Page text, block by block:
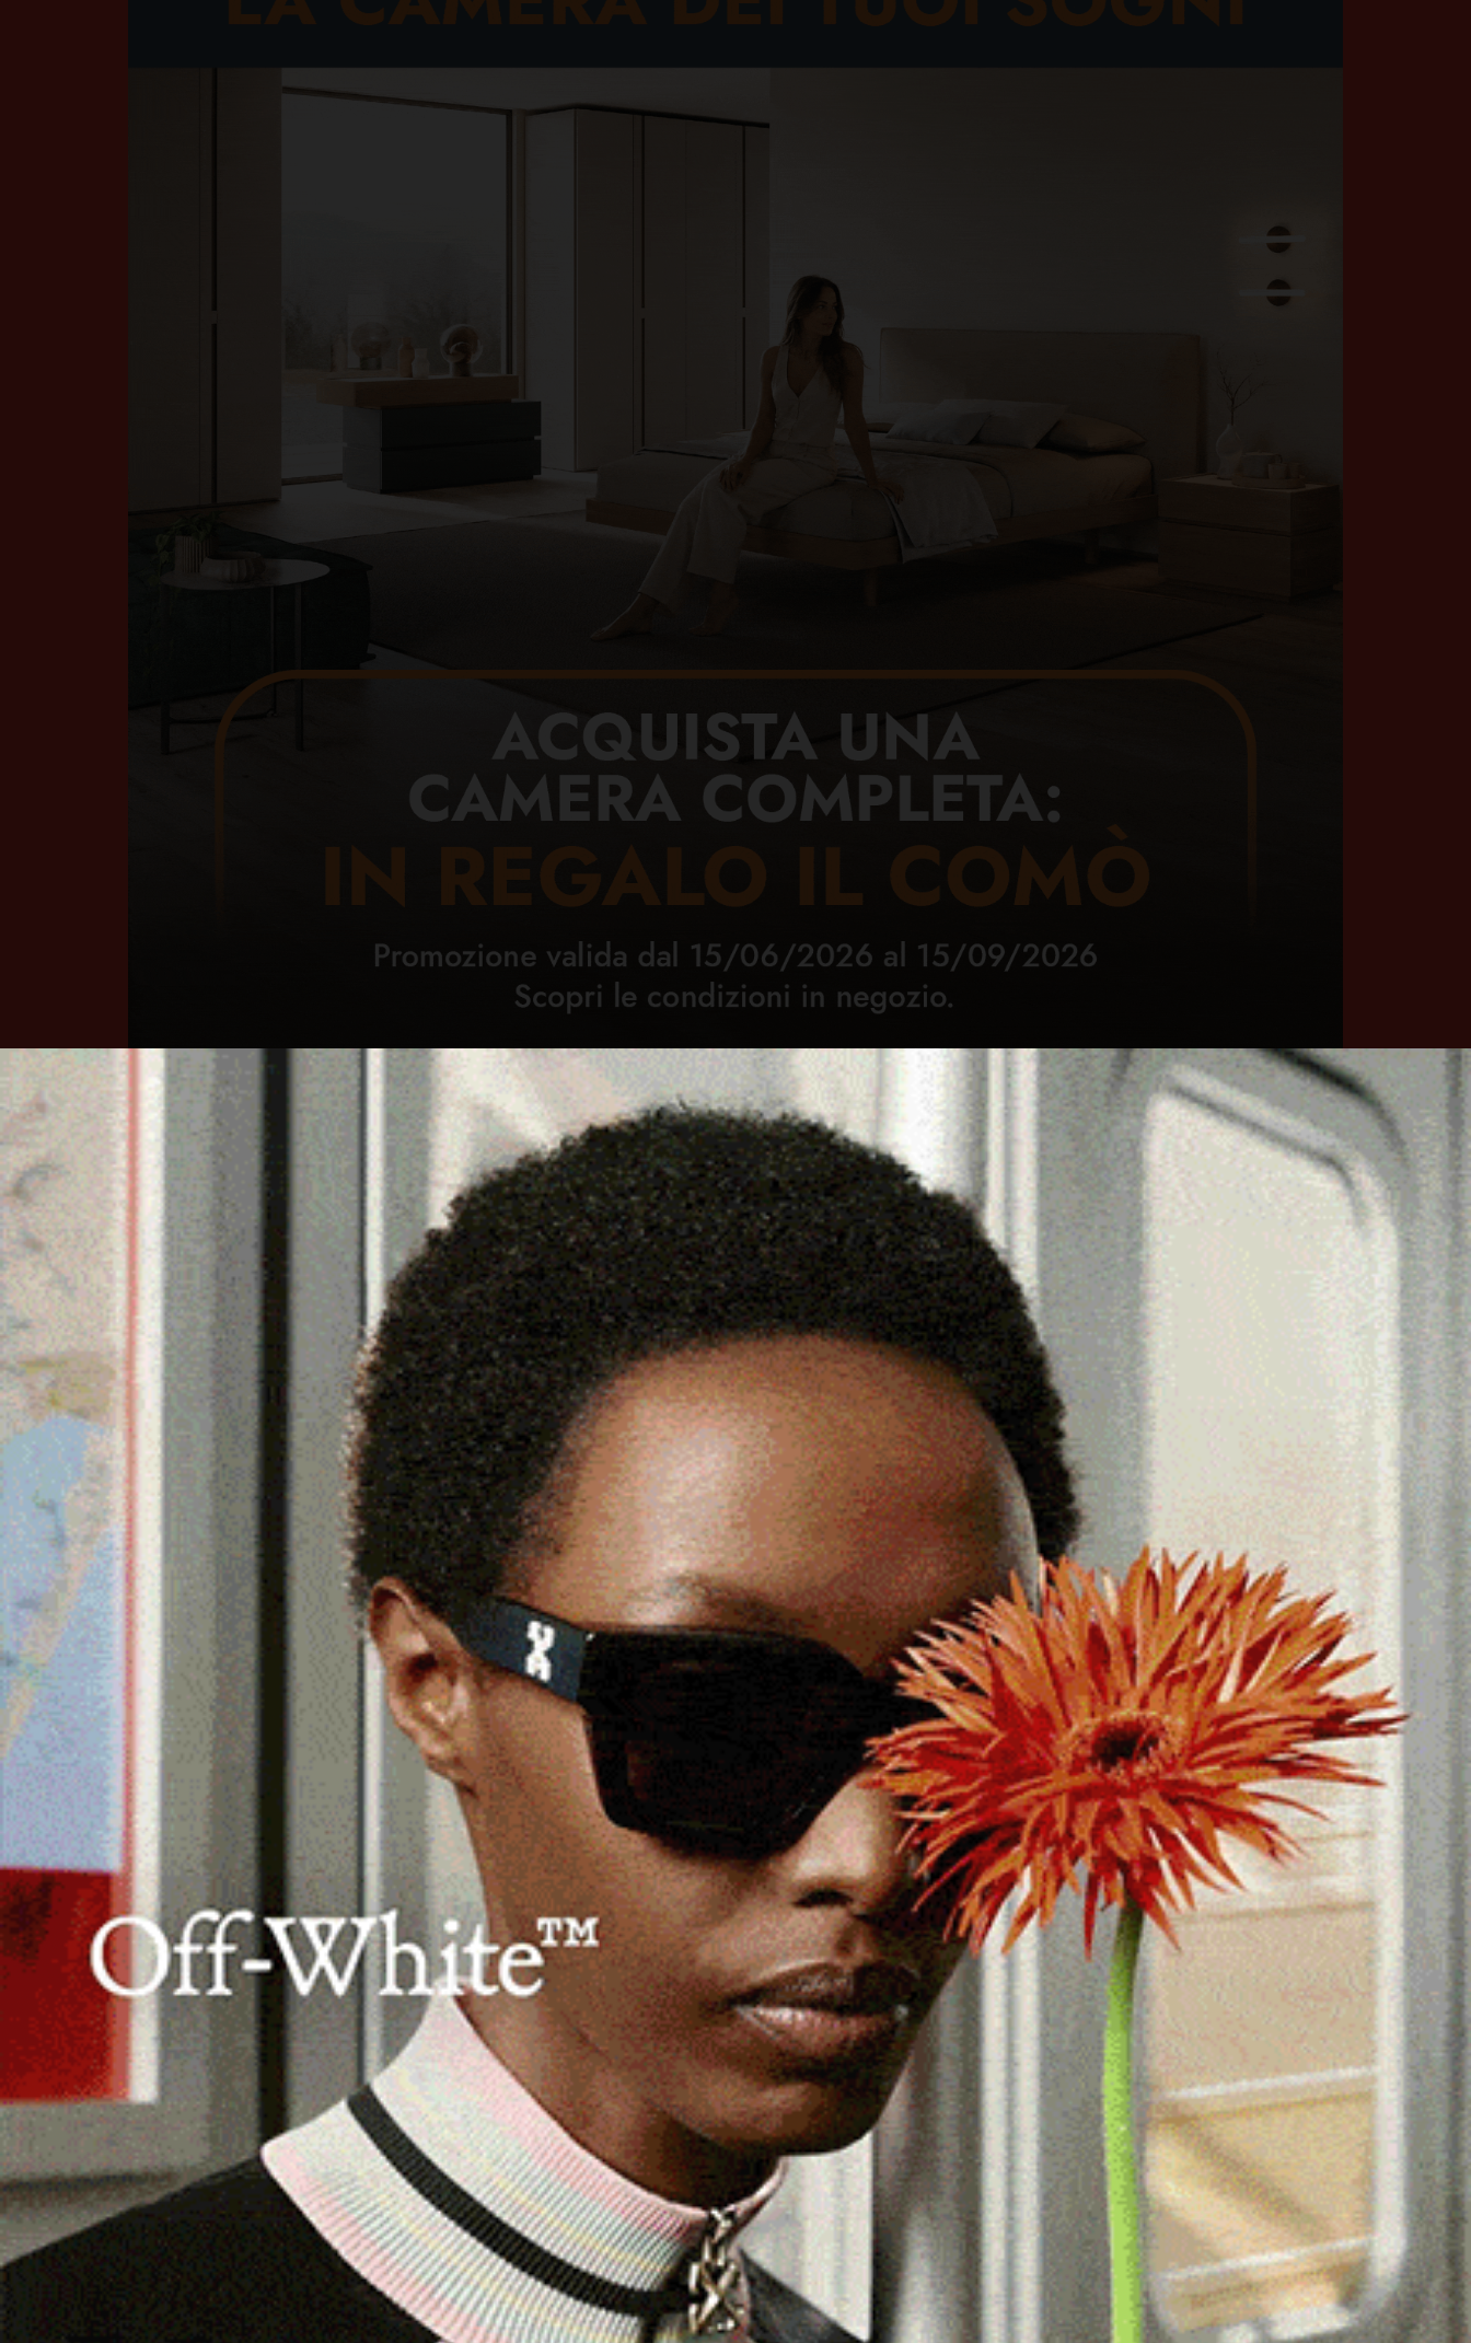
Home Ozieri Territorio Sardegna Cronaca Attualità Sport Cultura Rubriche Necrologie
Numeri
utili
Contatti
I PICCOLI KARATEKA DELL’OKINAWA TELTI
PROTAGONISTI AL “TROFEO CITTÀ DI GOLFO ARANCI”
3 Giugno 2026, 14:56
Conquistate dal club tre medaglie, una d’oro con Rayan Labkhour e due d’argenti con
Bianca Muntoni e Tiago Degortes.
TELTI | 3 giugno 2026.Con una straordinaria prestazione tre atleti dell’Asd Karate Club Okinawa Telti
hanno conquistato una medaglia d’Oro e due d’argento al “Trofeo Città di Golfo Aranci”, gara regionale
di karate. L’evento sportivo, andato in scena ai piedi dello spettacolare promontorio di Capo Figari, che
si protende sul mare offrendo una visione mozzafiato sull’isola di Tavolara, si è svolto sotto l’egida
della Fijlkam e alla presenza del presidente regionale M°Vincenzo Piroddu.
Il maestro federaleTimoteo Scanu, guru della storica associazione teltese, ha presentato, negli Under
10, tre atleti nella specialità Kata (forme tecniche codificate), che sul tatami di gara si sono trasformati
sfoderando una superba prestazione fatta di determinazione, grinta e tecnica, conquistando nelle loro
rispettive categorie: una medaglia d’Oro conRayan Labkhoure due medaglia d’Argento conBianca
Muntoni
e Tiago Degortes
Cerca
Cerca
Facebook
ThreadsInstagram
X YouTube